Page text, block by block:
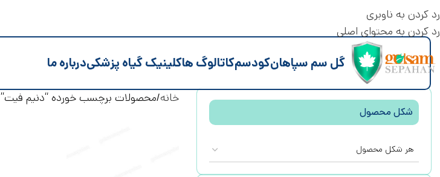
رد کردن به ناوبری
رد کردن به محتوای اصلی
گل سم سپاهانکودسمکاتالوگ هاکلینیک گیاه پزشکیدرباره ما
شکل محصول
هر شکل محصول
خانه محصولات برچسب خورده “دنیم فیت”